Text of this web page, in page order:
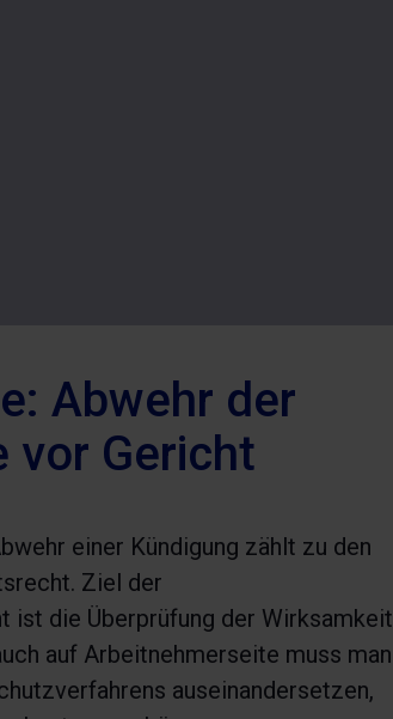
Abwehr der
vor Gericht
einer Kündigung zählt zu den
Ziel der
ist die Überprüfung der Wirksamkeit
auf Arbeitnehmerseite muss man
auseinandersetzen,